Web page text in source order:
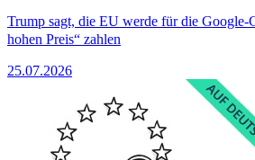
Trump sagt, die EU werde für die Google-
hohen Preis“ zahlen
25.07.2026